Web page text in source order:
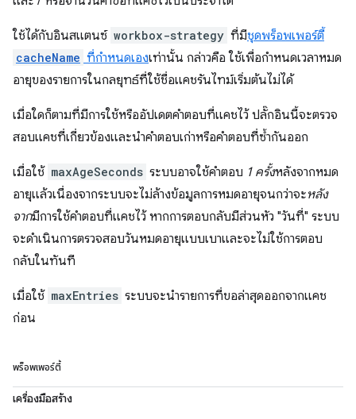
ใช้ได้กับอินสแตนซ์ workbox-strategy ที่มีชุดพร็อพเพอร์ตี้
cacheName ที่กําหนดเองเท่านั้น กล่าวคือ ใช้เพื่อกำหนดเวลาหมด
อายุของรายการในกลยุทธ์ที่ใช้ชื่อแคชรันไทม์เริ่มต้นไม่ได้
เมื่อใดก็ตามที่มีการใช้หรืออัปเดตคำตอบที่แคชไว้ ปลั๊กอินนี้จะตรวจ
สอบแคชที่เกี่ยวข้องและนำคำตอบเก่าหรือคำตอบที่ซ้ำกันออก
เมื่อใช้ maxAgeSeconds ระบบอาจใช้คำตอบ 1 ครั้งหลังจากหมด
อายุแล้วเนื่องจากระบบจะไม่ล้างข้อมูลการหมดอายุจนกว่าจะหลัง
จากมีการใช้คำตอบที่แคชไว้ หากการตอบกลับมีส่วนหัว "วันที่" ระบบ
จะดำเนินการตรวจสอบวันหมดอายุแบบเบาและจะไม่ใช้การตอบ
กลับในทันที
เมื่อใช้ maxEntries ระบบจะนำรายการที่ขอล่าสุดออกจากแคช
ก่อน
พร็อพเพอร์ตี้
เครื่องมือสร้าง